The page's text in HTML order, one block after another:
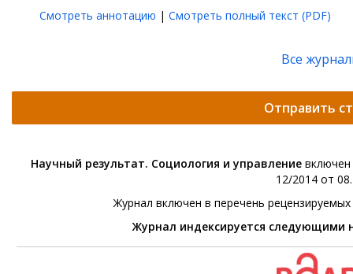
Смотреть аннотацию | Смотреть полный текст (PDF)
Все
Отправить
Научный результат. Социология и управление
12/2014 от
Журнал включен в перечень
Журнал индексируется